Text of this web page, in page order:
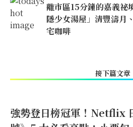
離市區15分鐘的嘉義祕
隱少女湯屋」清豐濤月
宅咖啡
接下篇文章
強勢登日榜冠軍！Netflix